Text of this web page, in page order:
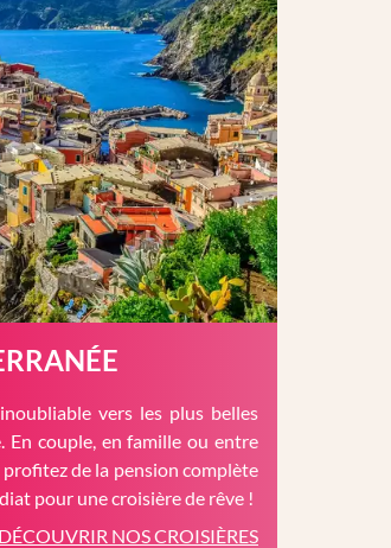
vers les plus belles
En couple, en famille ou entre
de la pension complète
pour une croisière de rêve !
DÉCOUVRIR NOS CROISIÈRES